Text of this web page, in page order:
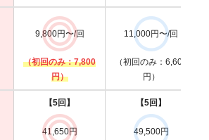
9,800円〜/回
（初回のみ：7,800
円）
11,000円〜/回
（初回のみ：6,600
円）
【5回】
41,650円
【5回】
49,500円